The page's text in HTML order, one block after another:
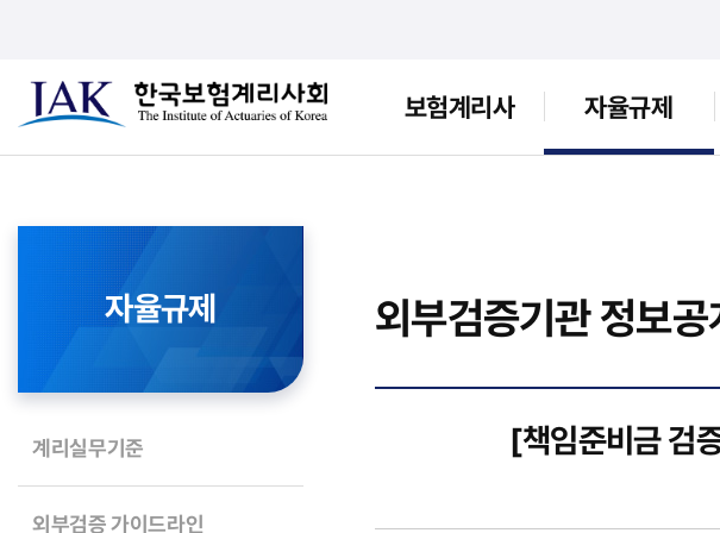
보험계리사 자율규제
자율규제
계리실무기준
외부검증 가이드라인
외부검증기관 정보공
[책임준비금 검